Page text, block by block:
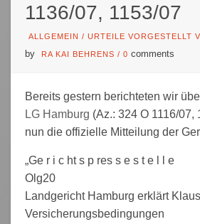
1136/07, 1153/07
ALLGEMEIN / URTEILE VORGESTELLT
by
RA KAI BEHRENS / 0 comments
Bereits gestern berichteten wir
LG Hamburg (Az.: 324 O 1116/07,
nun die offizielle Mitteilung der
„Ge r i c ht s p res s e s t e l l e
Olg20
Landgericht Hamburg erklärt
Versicherungsbedingungen